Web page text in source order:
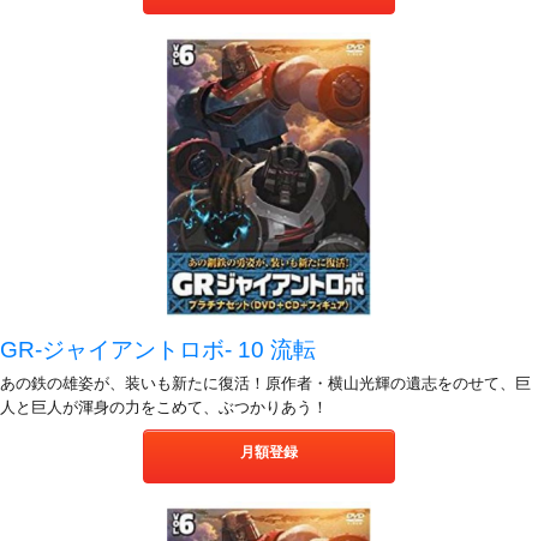
GR-ジャイアントロボ- 10 流転
あの鉄の雄姿が、装いも新たに復活！原作者・横山光輝の遺志をのせて、巨
人と巨人が渾身の力をこめて、ぶつかりあう！
月額登録